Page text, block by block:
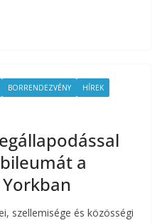
BORRENDEZVÉNY HÍREK
a
szellemisége és közösségi